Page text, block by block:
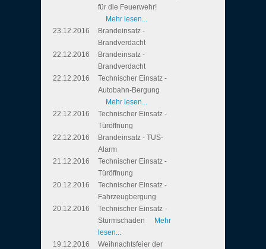
für die Feuerwehr!
Mehr lesen...
23.12.2016
Brandeinsatz -
Brandverdacht
22.12.2016
Brandeinsatz -
Brandverdacht
22.12.2016
Technischer Einsatz -
Autobahn-Bergung
Mehr lesen...
22.12.2016
Technischer Einsatz -
Türöffnung
22.12.2016
Brandeinsatz - TUS-
Alarm
21.12.2016
Technischer Einsatz -
Türöffnung
20.12.2016
Technischer Einsatz -
Fahrzeugbergung
20.12.2016
Technischer Einsatz -
Sturmschaden
Mehr
lesen...
19.12.2016
Weihnachtsfeier der